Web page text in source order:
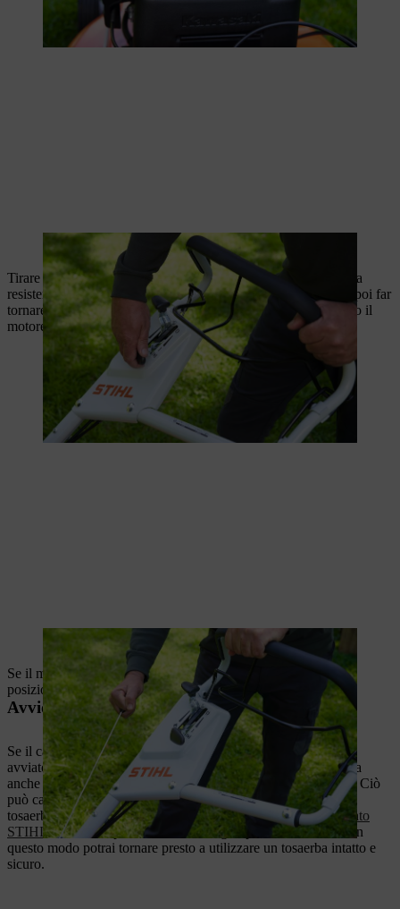
La leva dell'acceleratore è in posizione choke
Tirare lentamente la fune di avviamento verso l'esterno fino alla
resistenza di compressione. Tirare quindi con forza e rapidità, poi far
tornare lentamente la fune. Ripetere la procedura fino a quando il
motore è in funzione.
Tirare la fune di avviamento finché il motore non si avvia.
Se il motore è in funzione e il comando dell'acceleratore è in
posizione "choke", portarlo in posizione I.
Avvio del tosaerba senza cavo
Se il cavo di comando del tosaerba è rotto, non può più essere
avviato. Esistono ovviamente dei trucchi per avviare il tosaerba
anche senza un paranco a fune,
ma è vivamente sconsigliato.Ciò
può causare gravi lesioni a se stessi e agli altri o danneggiare il
tosaerba. Rivolgersi assolutamente a unrivenditore specializzato
STIHLaffinché il paranco a fune venga riparato o sostituito. In
questo modo potrai tornare presto a utilizzare un tosaerba intatto e
sicuro.